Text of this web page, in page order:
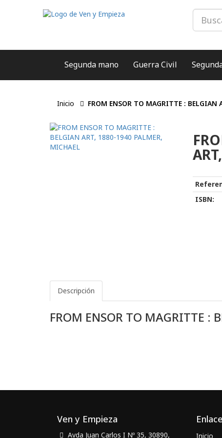
Segunda mano Guerra Civil
Inicio FROM ENSOR TO MAGRITTE : BELGIAN
ISBN:
Descripción
FROM ENSOR TO MAGRITTE :
Ven y Empieza
Avda Juan Carlos I Nº 35, 30890, Inicio